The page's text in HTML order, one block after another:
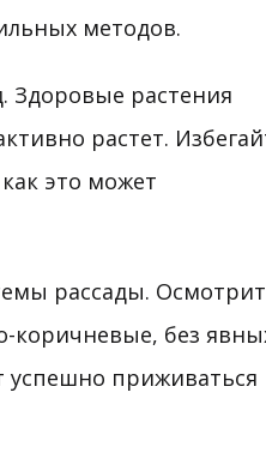
методов.
растения
растет.
это может
рассады.
коричневые, без
успешно приживаться